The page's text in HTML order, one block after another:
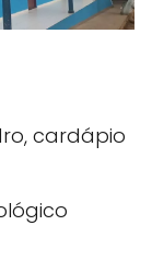
cardápio